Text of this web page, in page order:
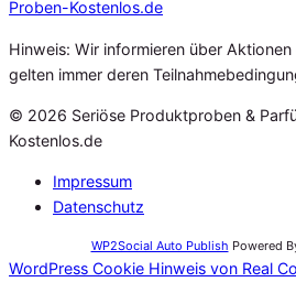
Proben-Kostenlos.de
Hinweis: Wir informieren über
gelten immer deren
© 2026 Seriöse Produktproben &
Kostenlos.de
Impressum
Datenschutz
WP2Social Auto Publish Powered
WordPress Cookie Hinweis von Real